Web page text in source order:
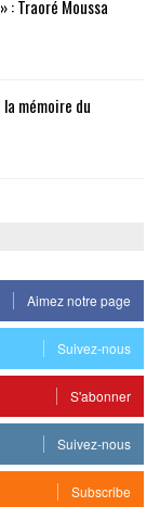
: Traoré Moussa
mémoire du
Aimez notre page
Suivez-nous
S'abonner
Suivez-nous
Subscribe